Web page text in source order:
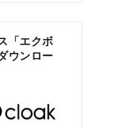
「エクボ
ウンロー